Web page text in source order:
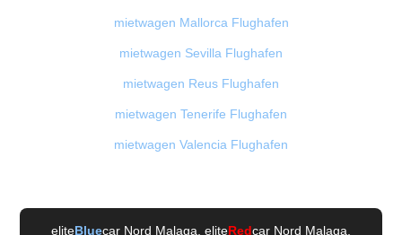
mietwagen Mallorca Flughafen
mietwagen Sevilla Flughafen
mietwagen Reus Flughafen
mietwagen Tenerife Flughafen
mietwagen Valencia Flughafen
eliteBluecar Nord Malaga , eliteRedcar Nord Malaga